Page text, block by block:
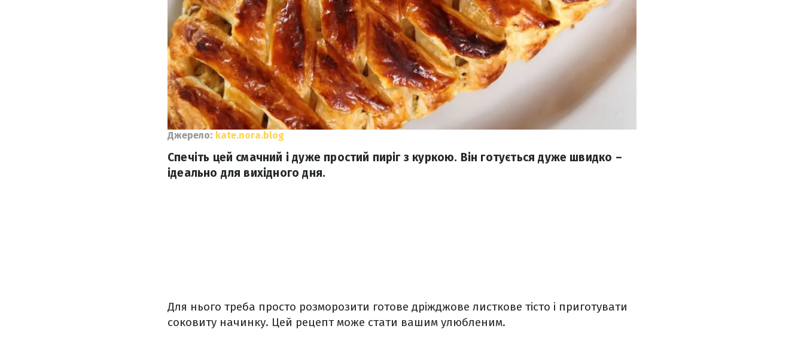
Джерело: kate.nora.blog
Спечіть цей смачний і дуже простий пиріг з куркою. Він готується дуже швидко –
ідеально для вихідного дня.
Для нього треба просто розморозити готове дріжджове листкове тісто і приготувати
соковиту начинку. Цей рецепт може стати вашим улюбленим.